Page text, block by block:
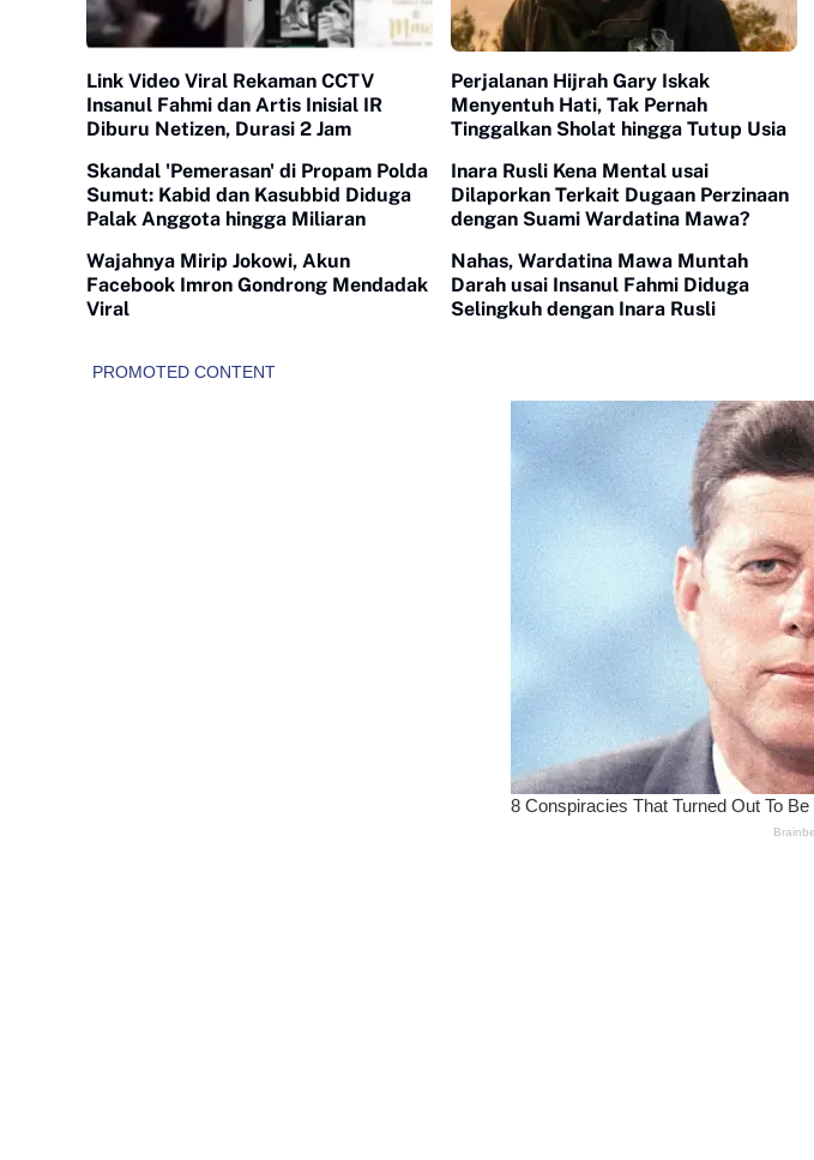
Link Video Viral Rekaman CCTV
Insanul Fahmi dan Artis Inisial IR
Diburu Netizen, Durasi 2 Jam
Skandal 'Pemerasan' di Propam Polda
Sumut: Kabid dan Kasubbid Diduga
Palak Anggota hingga Miliaran
Wajahnya Mirip Jokowi, Akun
Facebook Imron Gondrong Mendadak
Viral
Perjalanan Hijrah Gary Iskak
Menyentuh Hati, Tak Pernah
Tinggalkan Sholat hingga Tutup Usia
Inara Rusli Kena Mental usai
Dilaporkan Terkait Dugaan Perzinaan
dengan Suami Wardatina Mawa?
Nahas, Wardatina Mawa Muntah
Darah usai Insanul Fahmi Diduga
Selingkuh dengan Inara Rusli